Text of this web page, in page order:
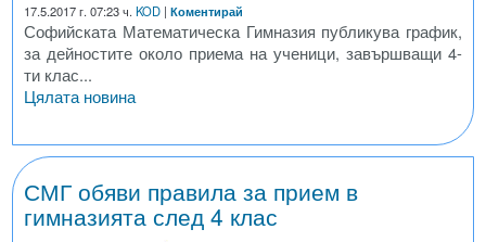
17.5.2017 г. 07:23 ч. KOD | Коментирай
Софийската Математическа Гимназия публикува график,
за дейностите около приема на ученици, завършващи 4-
ти клас...
Цялата новина
СМГ обяви правила за прием в
гимназията след 4 клас